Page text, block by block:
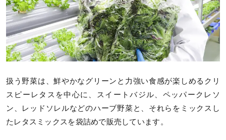
扱う野菜は、鮮やかなグリーンと力強い食感が楽しめるクリ
スピーレタスを中心に、スイートバジル、ペッパークレソ
ン、レッドソレルなどのハーブ野菜と、それらをミックスし
たレタスミックスを袋詰めで販売しています。